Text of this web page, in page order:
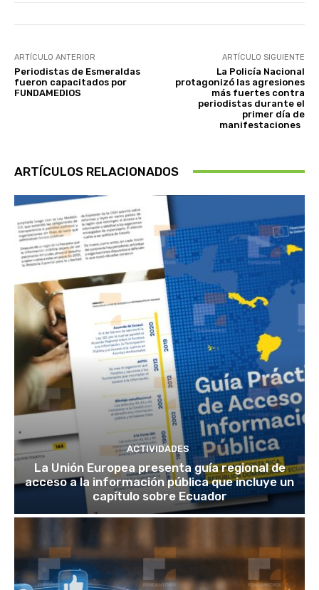
ARTÍCULO ANTERIOR
Periodistas de Esmeraldas
fueron capacitados por
FUNDAMEDIOS
ARTÍCULO SIGUIENTE
La Policía Nacional
protagonizó las agresiones
más fuertes contra
periodistas durante el
primer día de
manifestaciones
ARTÍCULOS RELACIONADOS
ACTIVIDADES
La Unión Europea presenta guía regional de
acceso a la información pública que incluye un
capítulo sobre Ecuador